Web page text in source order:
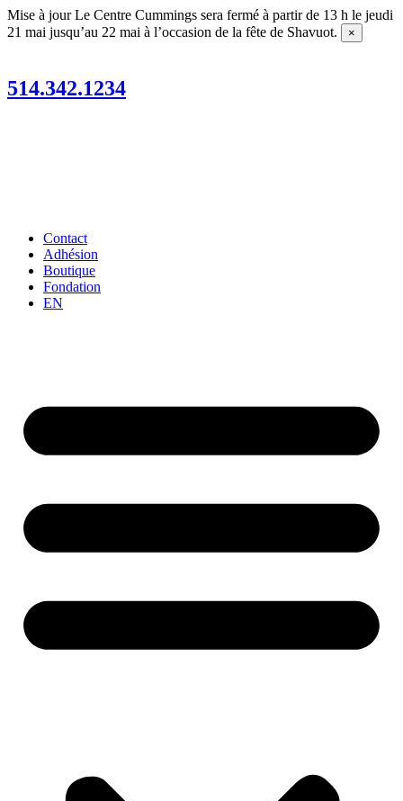
Aller
au
Mise à jour Le Centre Cummings sera fermé à partir de 13 h le jeudi
21 mai jusqu’au 22 mai à l’occasion de la fête de Shavuot.
×
514.342.1234
Contact
Adhésion
Boutique
Fondation
EN